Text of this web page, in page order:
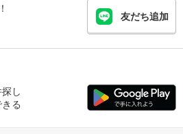
友だち追加
し
る